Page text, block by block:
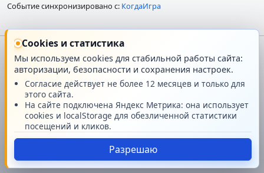
Событие синхронизировано с: КогдаИгра
Главная О проекте
Техподдержка
Поддержать проект
Cookies и статистика
Мы используем cookies для стабильной работы сайта:
авторизации, безопасности и сохранения настроек.
Согласие действует не более 12 месяцев и только для
этого сайта.
На сайте подключена Яндекс Метрика: она использует
cookies и localStorage для обезличенной статистики
посещений и кликов.
Разрешаю